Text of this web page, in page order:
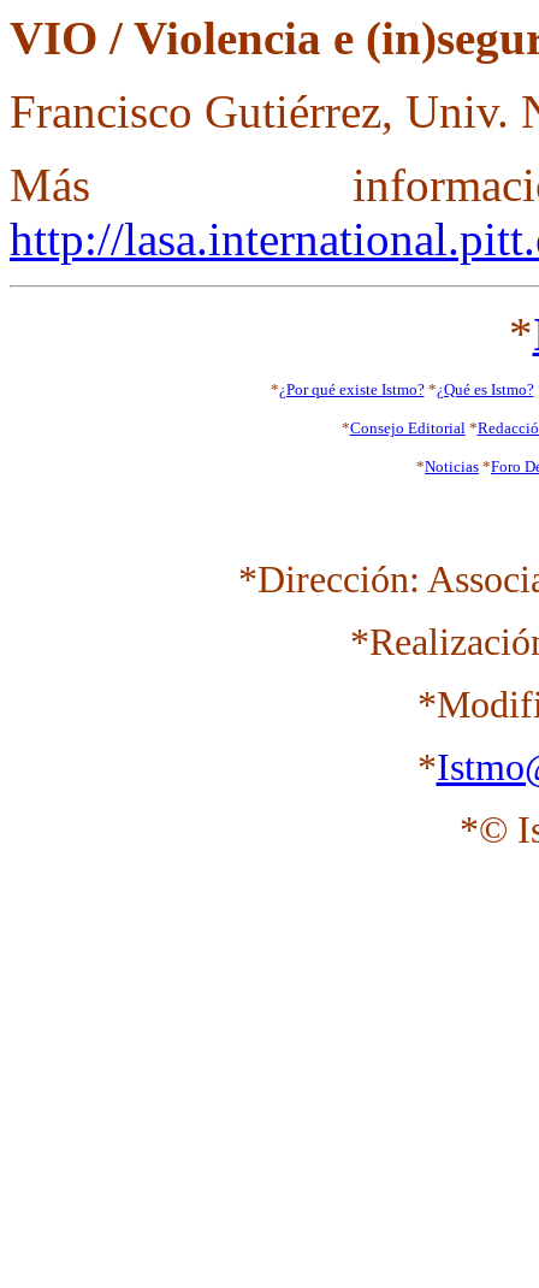
VIO / Violencia e
Francisco Gutiérrez, Univ.
Más
http://
*
*¿Por qué existe Istmo?*¿Qué es Istmo?
*Consejo Editorial*
*Noticias *Foro
*Dirección:
*
*©